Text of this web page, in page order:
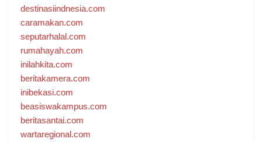
destinasiindnesia.com
caramakan.com
seputarhalal.com
rumahayah.com
inilahkita.com
beritakamera.com
inibekasi.com
beasiswakampus.com
beritasantai.com
wartaregional.com